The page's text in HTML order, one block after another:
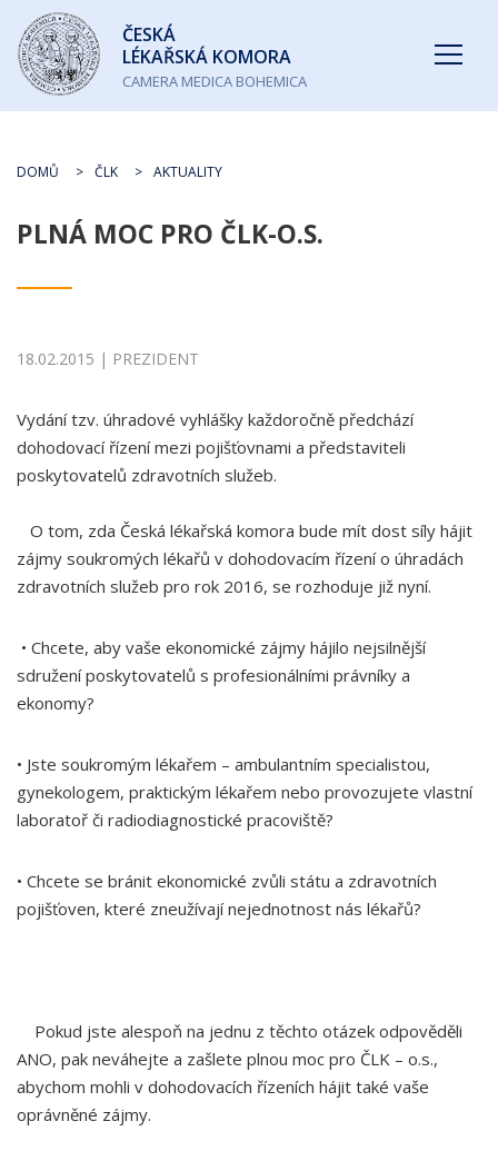
Česká
lékařská
komora
ČESKÁ
LÉKAŘSKÁ KOMORA
CAMERA MEDICA BOHEMICA
DOMŮ ČLK AKTUALITY
PLNÁ MOC PRO ČLK-O.S.
18.02.2015 | PREZIDENT
Vydání tzv. úhradové vyhlášky každoročně předchází
dohodovací řízení mezi pojišťovnami a představiteli
poskytovatelů zdravotních služeb.
O tom, zda Česká lékařská komora bude mít dost síly hájit
zájmy soukromých lékařů v dohodovacím řízení o úhradách
zdravotních služeb pro rok 2016, se rozhoduje již nyní.
• Chcete, aby vaše ekonomické zájmy hájilo nejsilnější
sdružení poskytovatelů s profesionálními právníky a
ekonomy?
• Jste soukromým lékařem – ambulantním specialistou,
gynekologem, praktickým lékařem nebo provozujete vlastní
laboratoř či radiodiagnostické pracoviště?
• Chcete se bránit ekonomické zvůli státu a zdravotních
pojišťoven, které zneužívají nejednotnost nás lékařů?
Pokud jste alespoň na jednu z těchto otázek odpověděli
ANO, pak neváhejte a zašlete plnou moc pro ČLK – o.s.,
abychom mohli v dohodovacích řízeních hájit také vaše
oprávněné zájmy.